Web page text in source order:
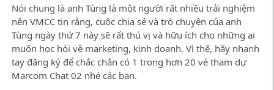
Nói chung là anh Tùng là một người rất nhiều trải nghiệm
nên VMCC tin rằng, cuộc chia sẻ và trò chuyện của anh
Tùng ngày thứ 7 này sẽ rất thú vị và hữu ích cho những ai
muốn học hỏi về marketing, kinh doanh. Vì thế, hãy nhanh
tay đăng ký để chắc chắn có 1 trong hơn 20 vé tham dự
Marcom Chat 02 nhé các bạn.